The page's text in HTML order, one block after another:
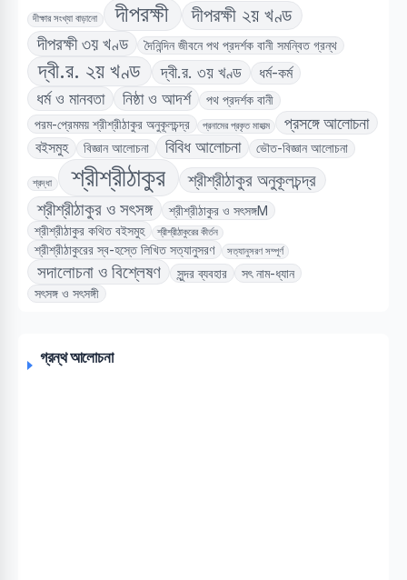
দীক্ষার সংখ্যা বাড়ানো দীপরক্ষী দীপরক্ষী ২য় খণ্ড
দীপরক্ষী ৩য় খণ্ড দৈনিন্দিন জীবনে পথ প্রদর্শক বানী সমন্বিত গ্রন্থ
দ্বী.র. ২য় খণ্ড দ্বী.র. ৩য় খণ্ড ধর্ম-কর্ম
ধর্ম ও মানবতা নিষ্ঠা ও আদর্শ
পথ প্রদর্শক বানী
পরম-প্রেমময় শ্রীশ্রীঠাকুর অনুকূলচন্দ্র
প্রনামের প্রকৃত মাহাত্ম প্রসঙ্গে আলোচনা
বইসমুহ বিজ্ঞান আলোচনা বিবিধ আলোচনা ভৌত-বিজ্ঞান আলোচনা
শ্রদ্ধা শ্রীশ্রীঠাকুর
শ্রীশ্রীঠাকুর অনুকূলচন্দ্র
শ্রীশ্রীঠাকুর ও সৎসঙ্গ
শ্রীশ্রীঠাকুর ও সৎসঙ্গM
শ্রীশ্রীঠাকুর কথিত বইসমুহ
শ্রীশ্রীঠাকুরের কীর্তন
শ্রীশ্রীঠাকুরের স্ব-হস্তে লিখিত সত্যানুসরণ সত্যানুসরণ সম্পূর্ণ
সদালোচনা ও বিশ্লেষণ সুন্দর ব্যবহার
সৎ নাম-ধ্যান
সৎসঙ্গ ও সৎসঙ্গী
গ্রন্থ আলোচনা